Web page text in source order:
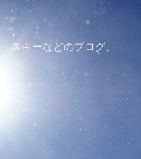
スキーなどのブログ。